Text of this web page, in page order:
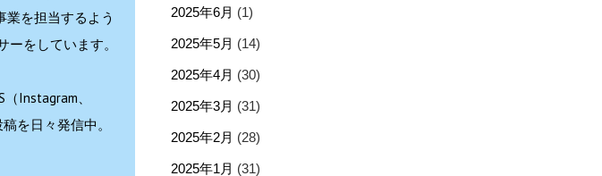
を担当するよう
をしています。
Instagram、
を日々発信中。
2025年6月 (1)
2025年5月 (14)
2025年4月 (30)
2025年3月 (31)
2025年2月 (28)
2025年1月 (31)